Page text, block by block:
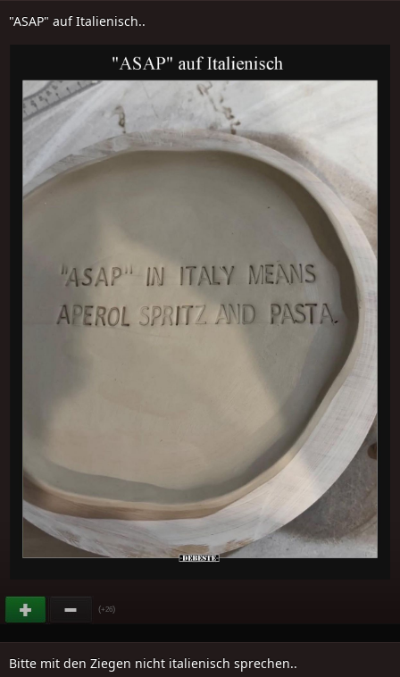
"ASAP" auf Italienisch..
(+26)
Bitte mit den Ziegen nicht italienisch sprechen..